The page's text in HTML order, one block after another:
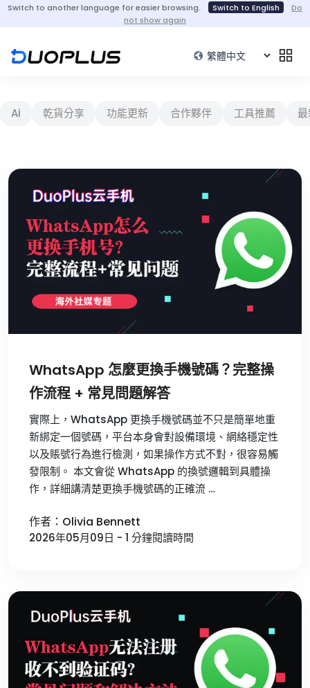
Switch to another language for easier browsing. Switch to English
Do
not show again
Ai 乾貨分享 功能更新 合作夥伴 工具推薦
WhatsApp 怎麼更換手機號碼？完整操
作流程 + 常見問題解答
實際上，WhatsApp 更換手機號碼並不只是簡單地重
新綁定一個號碼，平台本身會對設備環境、網絡穩定性
以及賬號行為進行檢測，如果操作方式不對，很容易觸
發限制。 本文會從 WhatsApp 的換號邏輯到具體操
作，詳細講清楚更換手機號碼的正確流 …
作者：Olivia Bennett
2026年05月09日 - 1 分鐘閱讀時間